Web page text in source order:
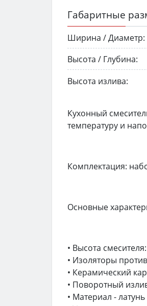
Габаритные
Ширина / Диаметр:
Высота / Глубина:
Высота излива:
Кухонный
температуру и
Комплектация:
Основные
• Высота
• Изоляторы
• Керамический
• Поворотный
• Материал - латунь